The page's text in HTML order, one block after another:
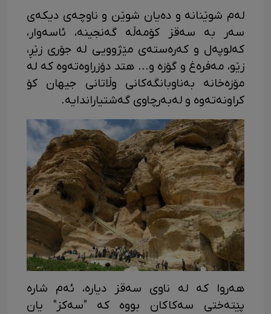
لەم شوێنانە و دەیان شوێن و ناوچەی دیکەی
سەر بە سەقز کۆمەڵە گەنجینە، ئاسەوار،
کەلوپەل و کەرەستەی مێژوویی لە جۆری زێڕ،
زێو، مەفرەغ و گۆزە و... هتد دۆزراوەتەوە کە لە
مۆزەخانە بەناوبانگەکانی وڵاتانی جیهان کۆ
کراونەتەوە و لەبەرچاوی گەشتیاراندایە.
هەروا کە لە ناوی سەقز دیارە، ئەم شارە
پێتەختی سەکاکان بووە کە "سەکز" یان